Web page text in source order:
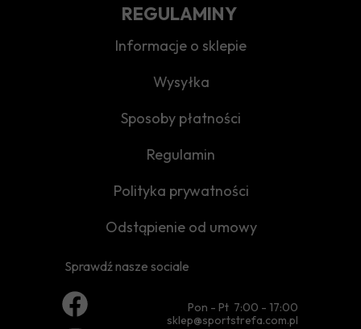
Pon - Pt 7:00 - 17:00
sklep@sportstrefa.com.pl
Sprawdź nasze sociale
REGULAMINY
Odstąpienie od umowy
Polityka prywatności
Regulamin
Sposoby płatności
Wysyłka
Informacje o sklepie